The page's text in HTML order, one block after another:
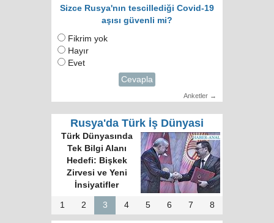
Sizce Rusya'nın tescillediği Covid-19
aşısı güvenli mi?
Fikrim yok
Hayır
Evet
Cevapla
Anketler →
Rusya'da Türk İş Dünyasi
Türk Dünyasında
Tek Bilgi Alanı
Hedefi: Bişkek
Zirvesi ve Yeni
İnsiyatifler
1 2 3 4 5 6 7 8